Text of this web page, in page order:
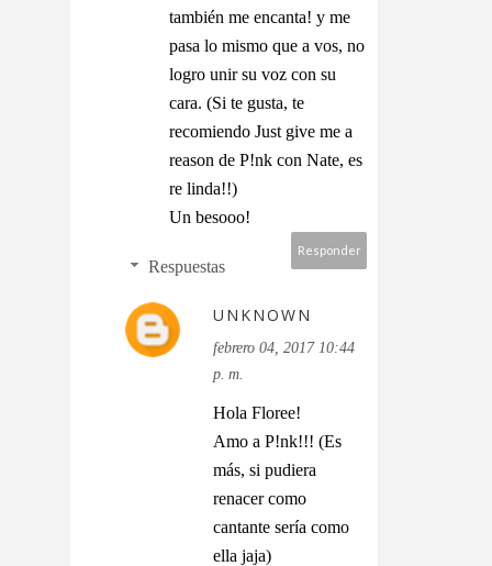
también me encanta! y me
pasa lo mismo que a vos, no
logro unir su voz con su
cara. (Si te gusta, te
recomiendo Just give me a
reason de P!nk con Nate, es
re linda!!)
Un besooo!
Responder
Respuestas
UNKNOWN
febrero 04, 2017 10:44
p. m.
Hola Floree!
Amo a P!nk!!! (Es
más, si pudiera
renacer como
cantante sería como
ella jaja)